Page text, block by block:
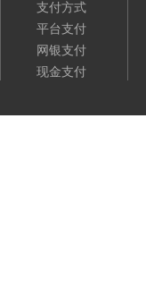
支付方式
平台支付
网银支付
现金支付